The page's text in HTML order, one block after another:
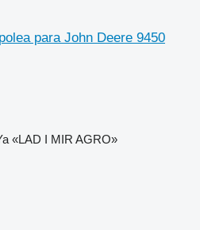
para John Deere 9450
«LAD I MIR AGRO»